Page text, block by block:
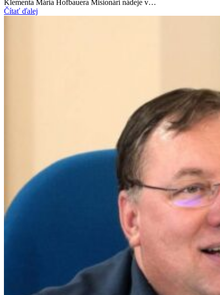
Klementa Mária Hofbauera Misionári nádeje v…
Čítať ďalej